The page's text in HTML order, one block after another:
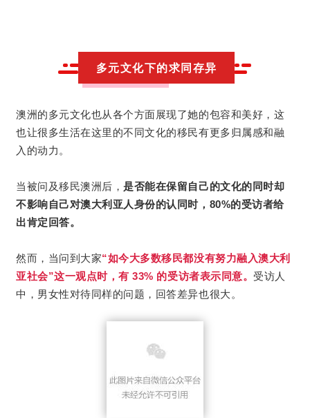
多元文化下的求同存异
澳洲的多元文化也从各个方面展现了她的包容和美好，这
也让很多生活在这里的不同文化的移民有更多归属感和融
入的动力。
当被问及移民澳洲后，是否能在保留自己的文化的同时却
不影响自己对澳大利亚人身份的认同时，80%的受访者给
出肯定回答。
然而，当问到大家“如今大多数移民都没有努力融入澳大利
亚社会”这一观点时，有 33% 的受访者表示同意。 受访人
中，男女性对待同样的问题，回答差异也很大。